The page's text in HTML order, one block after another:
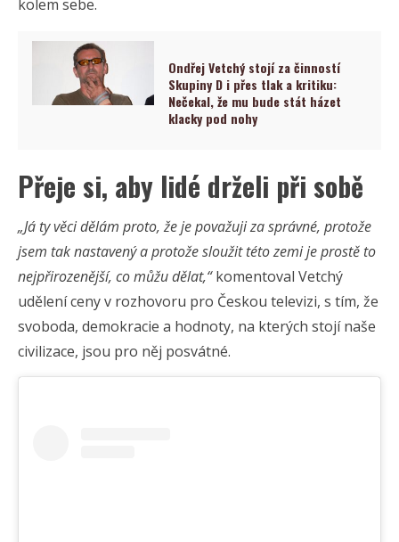
kolem sebe.
Ondřej Vetchý stojí za činností
Skupiny D i přes tlak a kritiku:
Nečekal, že mu bude stát házet
klacky pod nohy
Přeje si, aby lidé drželi při sobě
„Já ty věci dělám proto, že je považuji za správné, protože
jsem tak nastavený a protože sloužit této zemi je prostě to
nejpřirozenější, co můžu dělat,“komentoval Vetchý
udělení ceny v rozhovoru pro Českou televizi, s tím, že
svoboda, demokracie a hodnoty, na kterých stojí naše
civilizace, jsou pro něj posvátné.